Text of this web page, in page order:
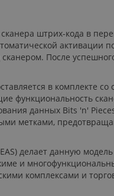
штрих-кода в
активации
После
в комплекте
функциональность
данных Bits 'n'
метками,
делает данную
и
комплексами и